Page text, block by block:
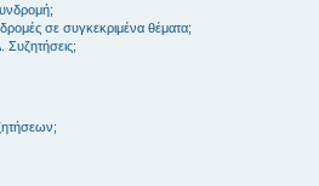
σε συγκεκριμένα θέματα;